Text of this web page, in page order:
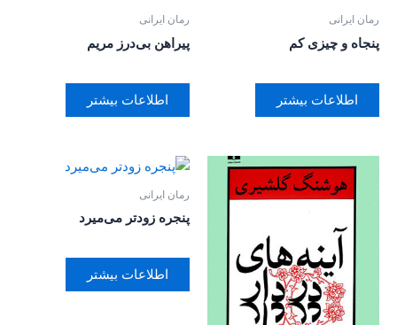
رمان ایرانی
پنجاه و چیزی کم
اطلاعات بیشتر
رمان ایرانی
پیراهن بی‌درز مریم
اطلاعات بیشتر
رمان ایرانی
پنجره زودتر می‌میرد
اطلاعات بیشتر